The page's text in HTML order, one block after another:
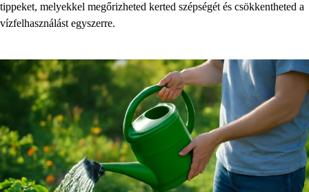
tippeket, melyekkel megőrizheted kerted szépségét és csökkentheted a
vízfelhasználást egyszerre.